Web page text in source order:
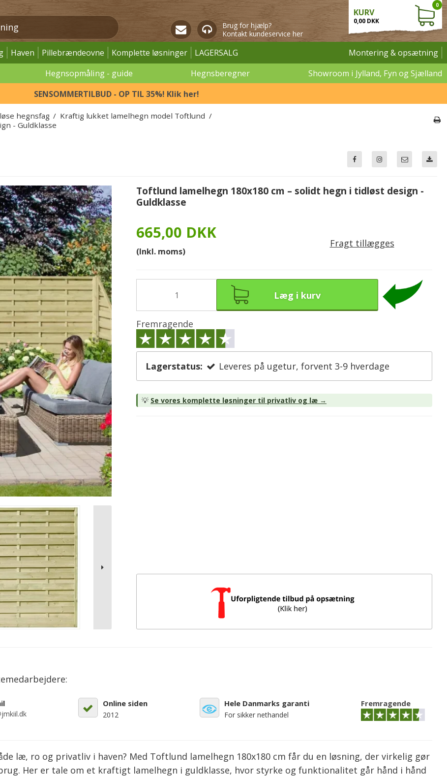
Brug for hjælp?
Kontakt kundeservice her
KURV
0,00 DKK
0
Haven Pillebrændeovne Komplette løsninger LAGERSALG
Montering & opsætning
Hegnsopmåling - guide Hegnsberegner
Showroom i Jylland, Fyn og Sjælland
SENSOMMERTILBUD - OP TIL 35%! Klik her!
hegnsfag / Kraftig lukket lamelhegn model Toftlund /
- Guldklasse
Toftlund lamelhegn 180x180 cm – solidt hegn i tidløst design -
Guldklasse
665,00 DKK
(Inkl. moms)
Fragt tillægges
Læg i kurv
Fremragende
Lagerstatus: Leveres på ugetur, forvent 3-9 hverdage
💡 Se vores komplette løsninger til privatliv og læ →
Online siden
2012
Hele Danmarks garanti
For sikker nethandel
Fremragende
læ, ro og privatliv i haven? Med Toftlund lamelhegn 180x180 cm får du en løsning, der virkelig gør
Her er tale om et kraftigt lamelhegn i guldklasse, hvor styrke og funktionalitet går hånd i hånd